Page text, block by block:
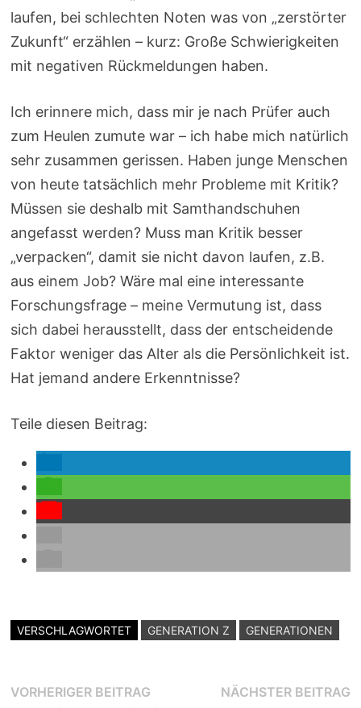
laufen, bei schlechten Noten was von „zerstörter
Zukunft“ erzählen – kurz: Große Schwierigkeiten
mit negativen Rückmeldungen haben.
Ich erinnere mich, dass mir je nach Prüfer auch
zum Heulen zumute war – ich habe mich natürlich
sehr zusammen gerissen. Haben junge Menschen
von heute tatsächlich mehr Probleme mit Kritik?
Müssen sie deshalb mit Samthandschuhen
angefasst werden? Muss man Kritik besser
„verpacken“, damit sie nicht davon laufen, z.B.
aus einem Job? Wäre mal eine interessante
Forschungsfrage – meine Vermutung ist, dass
sich dabei herausstellt, dass der entscheidende
Faktor weniger das Alter als die Persönlichkeit ist.
Hat jemand andere Erkenntnisse?
Teile diesen Beitrag:
VERSCHLAGWORTET GENERATION Z GENERATIONEN
Beitragsnavigation
VORHERIGER BEITRAG VorherigerNÄCHSTER BEITRAG